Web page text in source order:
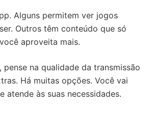
Alguns permitem ver jogos
Outros têm conteúdo que só
aproveita mais.
pense na qualidade da transmissão
Há muitas opções. Você vai
atende às suas necessidades.